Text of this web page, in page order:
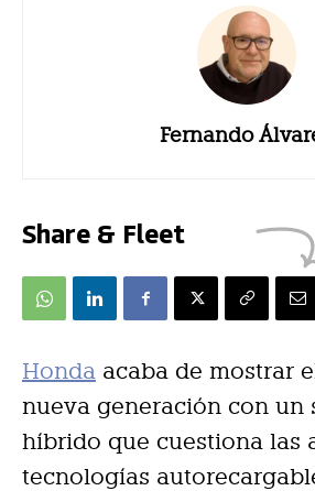
Fernando
Share & Fleet
Honda acaba de mostrar
nueva generación con un
híbrido que cuestiona las
tecnologías